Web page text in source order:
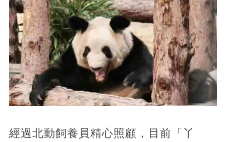
經過北動飼養員精心照顧，目前「丫